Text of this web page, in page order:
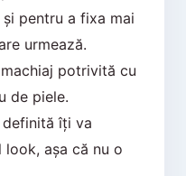
pentru a fixa mai
urmează.
potrivită cu
de piele.
definită îți va
așa că nu o